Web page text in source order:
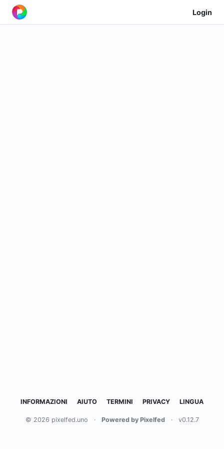
Login
INFORMAZIONI AIUTO TERMINI PRIVACY LINGUA
© 2026 pixelfed.uno · Powered by Pixelfed · v0.12.7